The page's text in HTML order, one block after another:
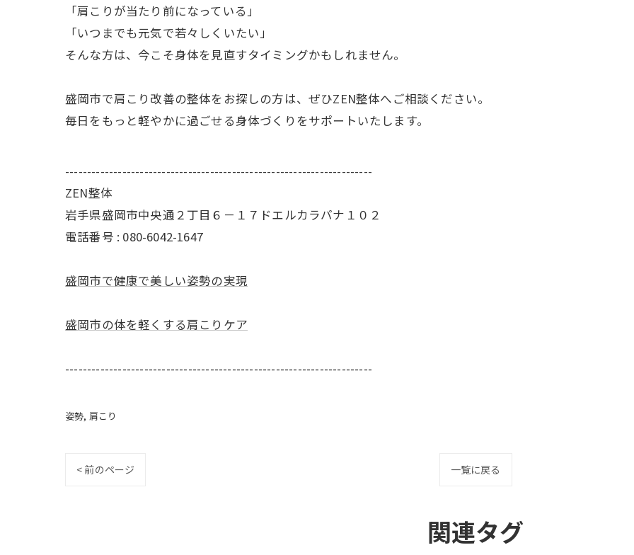
「肩こりが当たり前になっている」
「いつまでも元気で若々しくいたい」
そんな方は、今こそ身体を見直すタイミングかもしれません。
盛岡市で肩こり改善の整体をお探しの方は、ぜひZEN整体へご相談ください。
毎日をもっと軽やかに過ごせる身体づくりをサポートいたします。
----------------------------------------------------------------------
ZEN整体
岩手県盛岡市中央通２丁目６－１７ドエルカラパナ１０２
電話番号 : 080-6042-1647
盛岡市で健康で美しい姿勢の実現
盛岡市の体を軽くする肩こりケア
----------------------------------------------------------------------
姿勢 肩こり
< 前のページ 一覧に戻る
関連タグ